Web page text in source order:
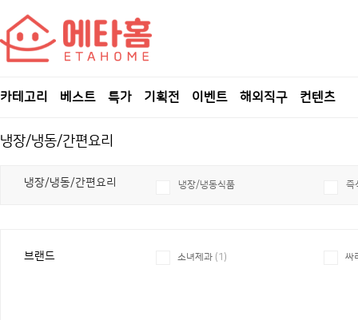
카테고리 베스트 특가 기획전 이벤트 해외직구 컨텐츠
냉장/냉동/간편요리
냉장/냉동/간편요리 냉장/냉동식품 즉
브랜드 소녀제과 (1) 싸